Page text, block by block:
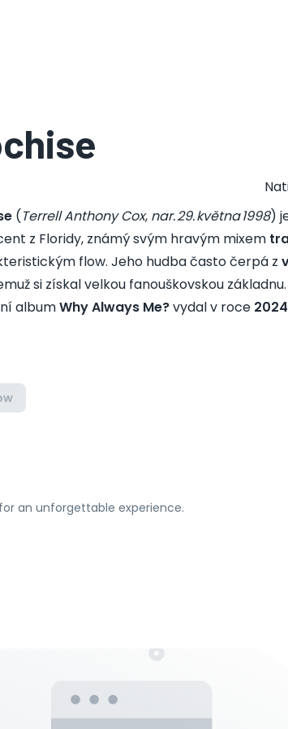
(Terrell Anthony Cox, nar. 29. května 1998)
z Floridy, známý svým hravým mixem
flow. Jeho hudba často čerpá z
si získal velkou fanouškovskou základnu.
albumWhy Always Me?vydal v roce 2024
an unforgettable experience.